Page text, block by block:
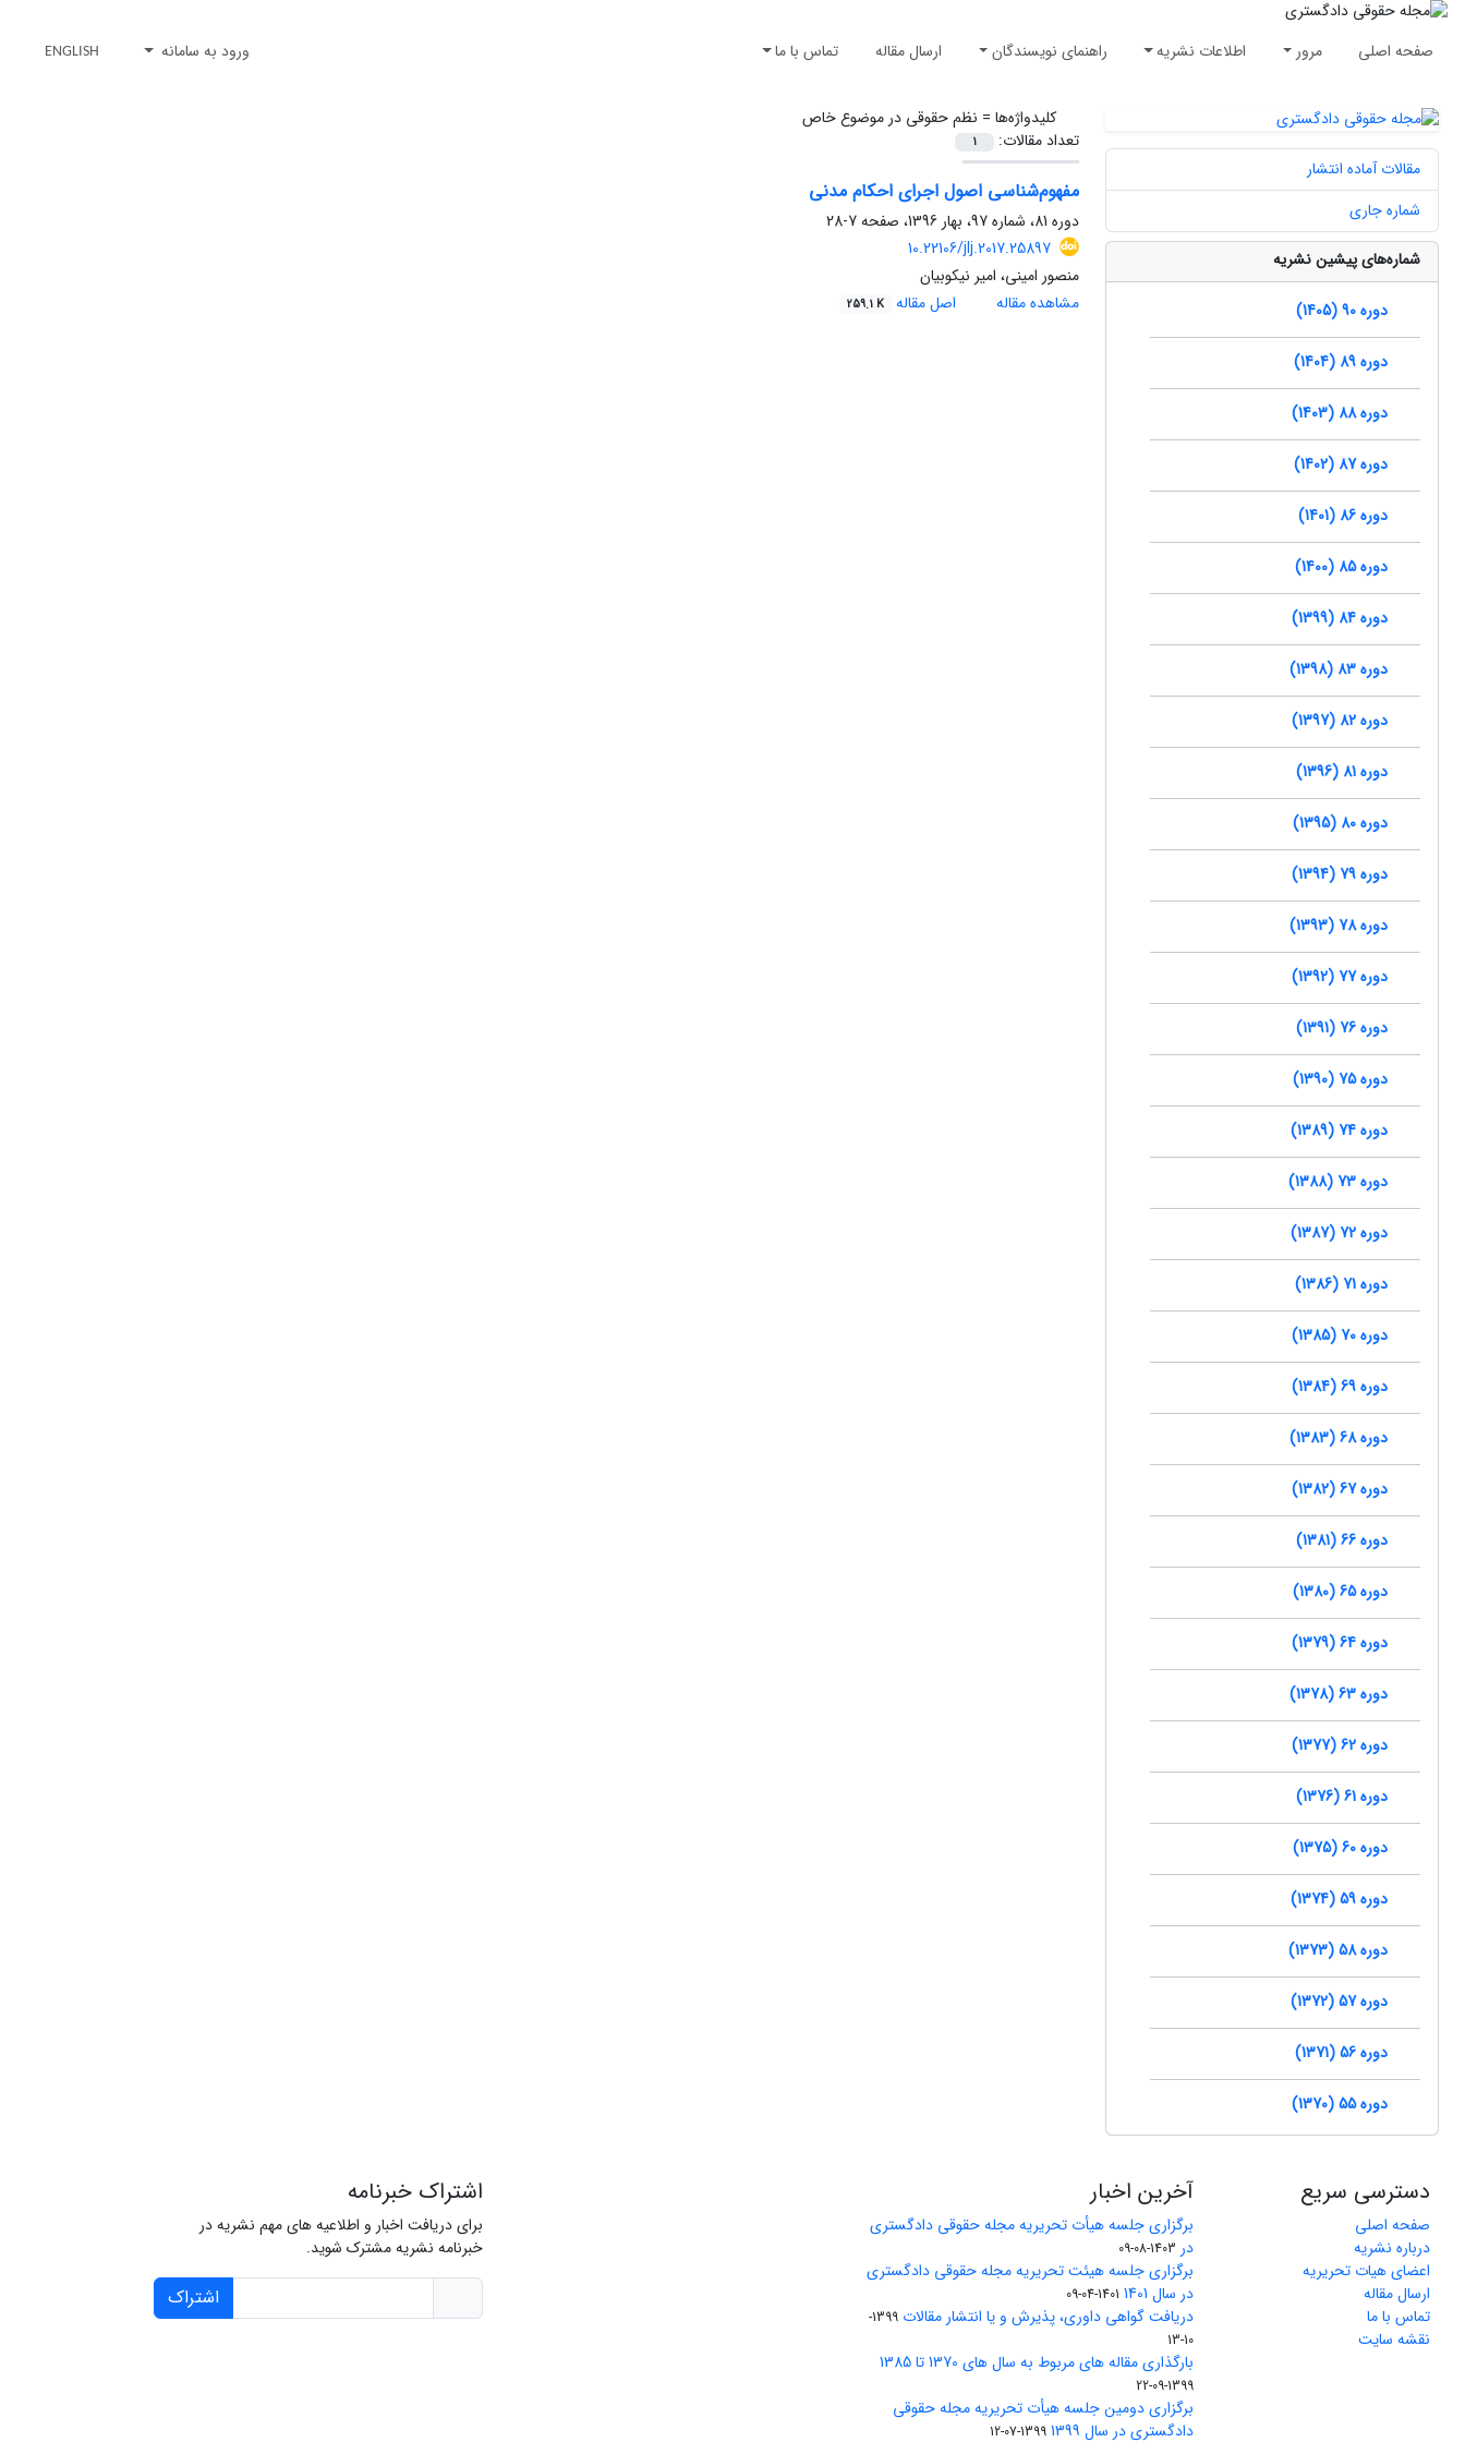
صفحه اصلی مرور اطلاعات نشریه راهنمای نویسندگان ارسال مقاله تماس با ما ورود به سامانه ENGLISH
کلیدواژه‌ها = نظم حقوقی در موضوع خاص
تعداد مقالات:
1
مفهوم‌شناسی اصول اجرای احکام مدنی
دوره 81، شماره 97، بهار 1396، صفحه
7-28
10.22106/jlj.2017.25897
منصور امینی، امیر نیکوبیان
مشاهده مقاله
اصل مقاله 259.1 K
مقالات آماده انتشار
شماره جاری
شماره‌های پیشین نشریه
دوره 90 (1405)
دوره 89 (1404)
دوره 88 (1403)
دوره 87 (1402)
دوره 86 (1401)
دوره 85 (1400)
دوره 84 (1399)
دوره 83 (1398)
دوره 82 (1397)
دوره 81 (1396)
دوره 80 (1395)
دوره 79 (1394)
دوره 78 (1393)
دوره 77 (1392)
دوره 76 (1391)
دوره 75 (1390)
دوره 74 (1389)
دوره 73 (1388)
دوره 72 (1387)
دوره 71 (1386)
دوره 70 (1385)
دوره 69 (1384)
دوره 68 (1383)
دوره 67 (1382)
دوره 66 (1381)
دوره 65 (1380)
دوره 64 (1379)
دوره 63 (1378)
دوره 62 (1377)
دوره 61 (1376)
دوره 60 (1375)
دوره 59 (1374)
دوره 58 (1373)
دوره 57 (1372)
دوره 56 (1371)
دوره 55 (1370)
دسترسی سریع
صفحه اصلی
درباره نشریه
اعضای هیات تحریریه
ارسال مقاله
تماس با ما
نقشه سایت
آخرین اخبار
برگزاری جلسه هیأت تحریریه مجله حقوقی دادگستری
در 1403-08-09
برگزاری جلسه هیئت تحریریه مجله حقوقی دادگستری
در سال 1401
1401-04-09
دریافت گواهی داوری، پذیرش و یا انتشار مقالات
1399-
10-13
بارگذاری مقاله های مربوط به سال های 1370 تا 1385
1399-09-22
برگزاری دومین جلسه هیأت تحریریه مجله حقوقی
دادگستری در سال 1399
1399-07-12
اشتراک خبرنامه
برای دریافت اخبار و اطلاعیه های مهم نشریه در
خبرنامه نشریه مشترک شوید.
اشتراک